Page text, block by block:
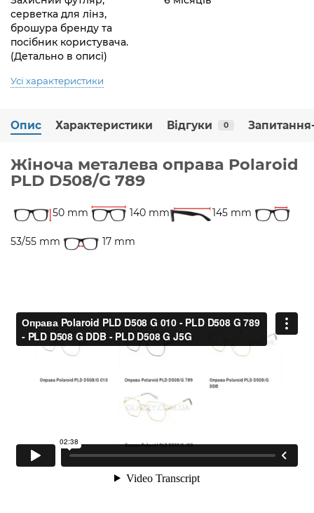
серветка для лінз,
брошура бренду та
посібник користувача.
(Детально в описі)
Усі характеристики
Опис Характеристики Відгуки 0
Жіноча металева оправа Polaroid
PLD D508/G 789
50 mm 140 mm 145 mm
53/55 mm 17 mm